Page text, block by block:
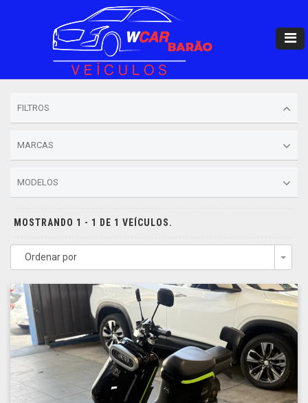
FILTROS
MARCAS
MODELOS
MOSTRANDO 1 - 1 DE 1 VEÍCULOS.
Ordenar por